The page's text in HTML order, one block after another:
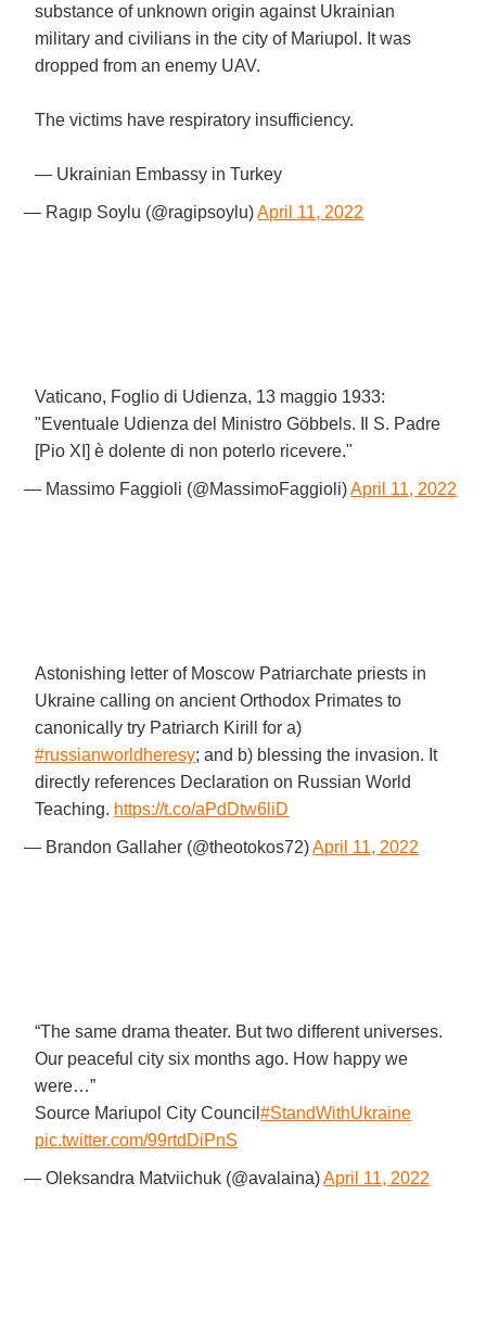
substance of unknown origin against Ukrainian
military and civilians in the city of Mariupol. It was
dropped from an enemy UAV.
The victims have respiratory insufficiency.
— Ukrainian Embassy in Turkey
— Ragıp Soylu (@ragipsoylu)April 11, 2022
Vaticano, Foglio di Udienza, 13 maggio 1933:
"Eventuale Udienza del Ministro Göbbels. Il S. Padre
[Pio XI] è dolente di non poterlo ricevere."
— Massimo Faggioli (@MassimoFaggioli)April 11, 2022
Astonishing letter of Moscow Patriarchate priests in
Ukraine calling on ancient Orthodox Primates to
canonically try Patriarch Kirill for a)
#russianworldheresy; and b) blessing the invasion. It
directly references Declaration on Russian World
Teaching. https://t.co/aPdDtw6liD
— Brandon Gallaher (@theotokos72)April 11, 2022
“The same drama theater. But two different universes.
Our peaceful city six months ago. How happy we
were…”
Source Mariupol City Council#StandWithUkraine
pic.twitter.com/99rtdDiPnS
— Oleksandra Matviichuk (@avalaina)April 11, 2022